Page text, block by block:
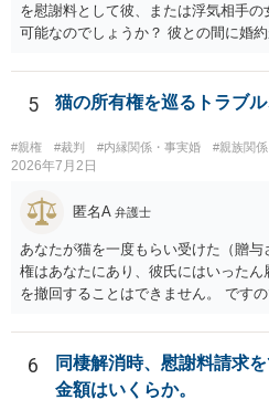
を慰謝料として彼、または浮気相手
可能なのでしょうか？ 彼との間に婚
5 猫の所有権を巡るトラブ
#親権 #裁判 #内縁関係・事実婚 #親族関係
2026年7月2日
匿名A 弁護士
あなたが猫を一度もらい受けた（贈
権はあなたにあり、彼氏にはいった
を撤回することはできません。 です
の事情からははっきりしませんので
がいいでしょう。 場合によっては弁
がいいかもしれません。
6
同棲解消時、慰謝料請求
金額はいくらか。